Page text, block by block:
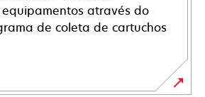
através do
de coleta de cartuchos